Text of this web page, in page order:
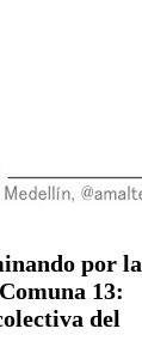
por la
13:
del